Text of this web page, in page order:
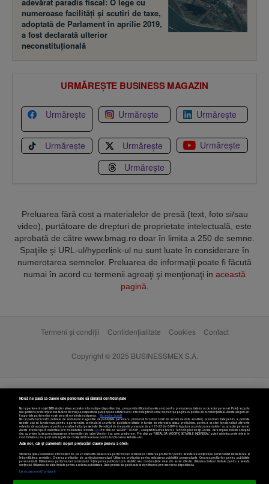
adevărat paradis fiscal: O lege cu
numeroase facilităţi şi scutiri de taxe,
adoptată de Parlament în aprilie 2019,
a fost declarată ulterior
neconstituţională
URMĂREȘTE BUSINESS MAGAZIN
Urmărește Urmărește Urmărește
Urmărește Urmărește
Urmărește
Urmărește
Preluarea fără cost a materialelor de presă (text, foto si/sau
video), purtătoare de drepturi de proprietate intelectuală, este
aprobată de către www.bmag.ro doar în limita a 250 de semne.
Spaţiile şi URL-ul/hyperlink-ul nu sunt luate în considerare în
numerotarea semnelor. Preluarea de informaţii poate fi făcută
numai în acord cu termenii agreaţi şi menţionaţi in această
pagină.
Termeni și condiții Confidențialitate Cookies Contact
Copyright © 2025 BUSINESSMEX S.A.
Setări cookies
Nouă ne pasă ca datele tale personale să rămână confidențiale
Noi și partenerii noștri589stocăm și/sau accesăm informații pe dispozitivul dvs., precum identificatorii cookie unici pentru prelucrarea datelor cu caracter personal. Puteți accepta
sau gestiona preferințele dvs. făcând clic mai jos, respectiv vă puteți opune utilizării unui interes legitim în orice moment pe pagina cu politica de confidențialitate. Aceste alegeri vor
fi raportate partenerilor noștri și nu vă vor afecta navigarea.
Mai multe detalii
Noi si partenerii nostri (retelele de socializare si agentiile de publicitate partenere, precum si furnizorii nostri de servicii de date analitice) prelucram date pentru a permite
website-ului sa functioneze, pentru a personaliza continutul si anunturile publicitare afisate in functie de interesele si/sau profilul dvs., pentru a va oferi functionalitati aferente
retelelor de socializare si pentru a analiza traficul pe website. Beneficiati de drepturile prevazute de art. 15-22 din GDPR in legatura cu prelucrarea datelor cu caracter personal.
Aceste drepturi pot fi exercitate prin modalitatea indicataaici. Prin click pe “ACCEPT TOATE”, acceptati folosirea tuturor Tehnologiilor de tip Cookie, care implica inclusiv acceptul
dvs. cu privire la stocarea/accesarea informatiilor de catre Vendor-ii cu care colaboram. Prin click pe “VREAU SA MODIFIC SETARILE INDIVIDUAL” puteti schimba preferintele in
mod individual, mai putin cele legate de cookie strict necesare pentru functionarea website-ului.
Atât noi, cât și partenerii noștri prelucrăm datele pentru a oferi:
Stocarea și/sau accesarea informațiilor de pe un dispozitiv. Măsurarea performanței reclamelor. Utilizarea profilurilor pentru selectarea conținutului personalizat. Dezvoltarea și
îmbunătățirea serviciilor. Crearea profilurilor de conținut personalizat. Utilizarea profilurilor pentru selectarea publicității personalizate. Crearea profilurilor pentru publicitate
personalizată. Măsurarea performanței conținutului. Înțelegerea publicului prin statistici sau combinații de date din surse diferite. Utilizarea datelor limitate pentru a selecta
conținutul. Utilizarea de date limitate pentru a selecta publicitatea. Date precise de geolocație și identificarea prin scanarea dispozitivului.
Listă parteneri (furnizori)